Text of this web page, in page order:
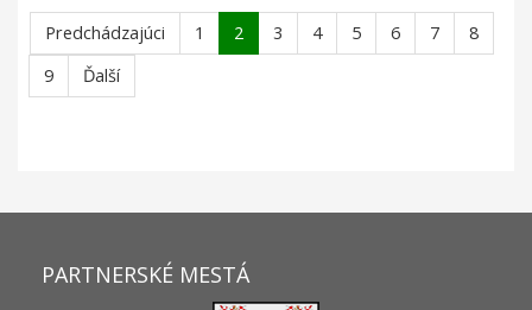
Predchádzajúci 1 2 3 4 5 6 7
8
9
Ďalší
PARTNERSKÉ MESTÁ